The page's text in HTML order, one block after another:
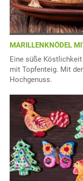
MARILLENKNÖDEL
Eine süße
mit Topfenteig. Mit
Hochgenuss.